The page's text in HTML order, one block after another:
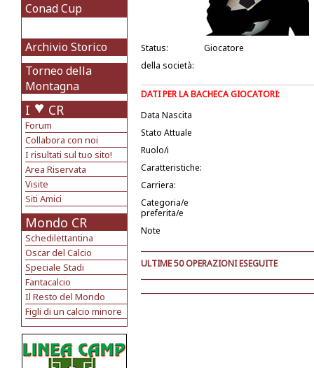
Conad Cup
Archivio Storico
Torneo della
Montagna
I CR
Forum
Collabora con noi
I risultati sul tuo sito!
Area Riservata
Visite
Siti Amici
Mondo CR
Schedilettantina
Oscar del Calcio
Speciale Stadi
Fantacalcio
Il Resto del Mondo
Figli di un calcio minore
Status:
Giocatore
della società:
DATI PER LA BACHECA GIOCATORI:
Data Nascita
Stato Attuale
Ruolo/i
Caratteristiche:
Carriera:
Categoria/e
preferita/e
Note
ULTIME 50 OPERAZIONI ESEGUITE